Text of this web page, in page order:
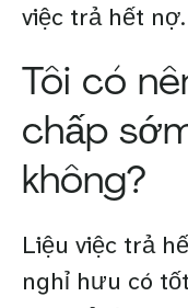
việc trả hết nợ.
Tôi có
chấp
không?
Liệu việc trả
nghỉ hưu có